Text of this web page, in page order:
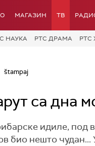
МАГАЗИН ТВ
НАУКА РТС ДРАМА РТС
štampaj
са дна
идиле, под
био нешто